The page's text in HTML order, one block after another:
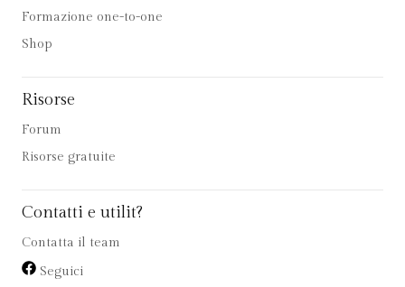
Formazione one-to-one
Shop
Risorse
Forum
Risorse gratuite
Contatti e utilit?
Contatta il team
Seguici